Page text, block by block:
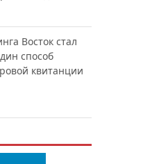
Восток стал
способ
квитанции